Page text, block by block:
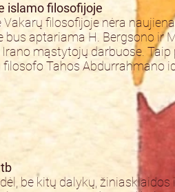
islamo filosofijoje
filosofijoje nėra
bus aptariama H. Bergsono ir
mąstytojų darbuose.
Tahos Abdurrahmano
be kitų dalykų,